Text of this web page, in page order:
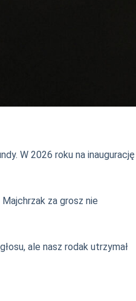
W 2026 roku na inaugurację
za grosz nie
ale nasz rodak utrzymał